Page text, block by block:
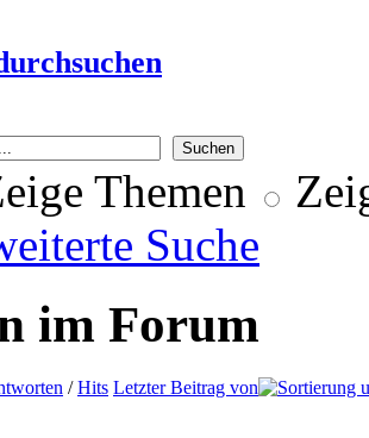
Themen
Suche
im Forum
/Hits Letzter Beitrag von